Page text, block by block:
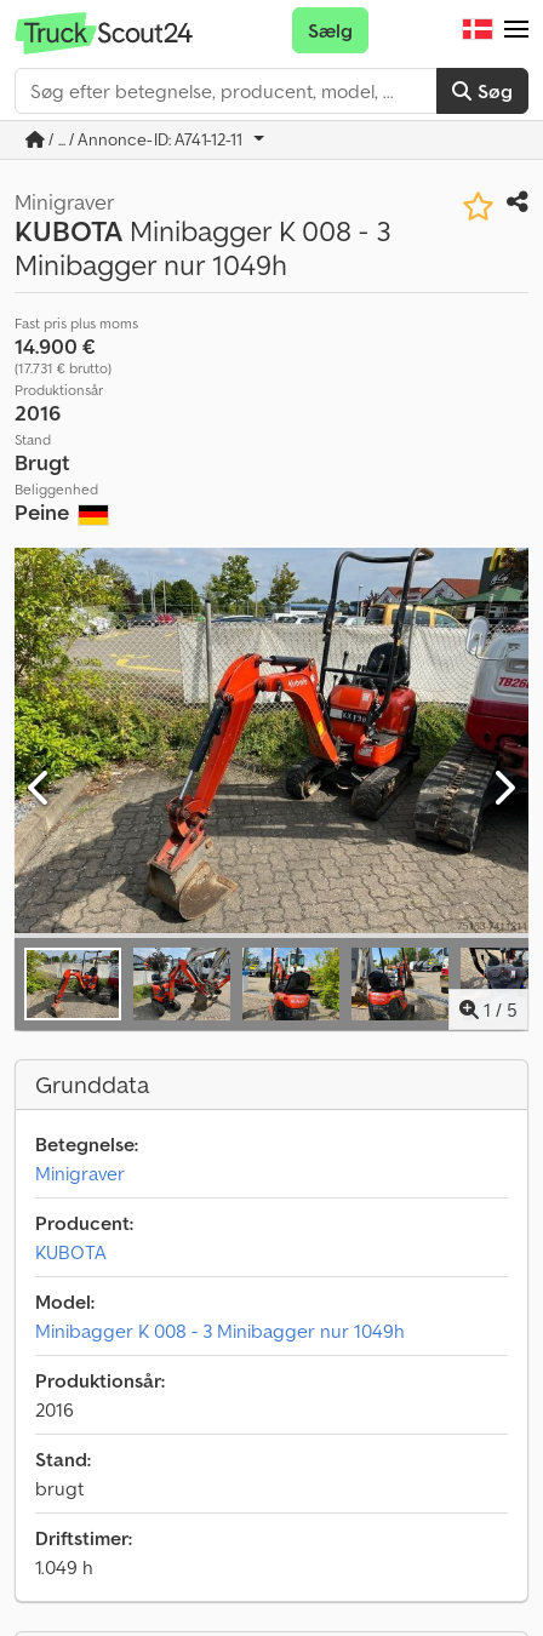
Søg
Sælg
/ ... / Annonce-ID: A741-12-11
Minigraver
KUBOTA Minibagger K 008 - 3
Minibagger nur 1049h
Fast pris plus moms
14.900 €
(17.731 € brutto)
Produktionsår
2016
Stand
Brugt
Beliggenhed
Peine
1 / 5
Grunddata
Betegnelse:
Minigraver
Producent:
KUBOTA
Model:
Minibagger K 008 - 3 Minibagger nur 1049h
Produktionsår:
2016
Stand:
brugt
Driftstimer:
1.049 h